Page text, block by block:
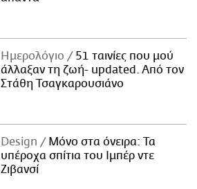
Ημερολόγιο
51 ταινίες που μού
άλλαξαν τη ζωή- updated. Aπό τον
Στάθη Τσαγκαρουσιάνο
Design
Μόνο στα όνειρα: Τα
υπέροχα σπίτια του Ιμπέρ ντε
Ζιβανσί